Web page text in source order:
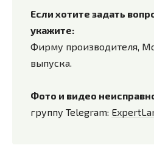
Если хотите задать
укажите:
Фирму производителя,
выпуска.
Фото и видео
группу Telegram: